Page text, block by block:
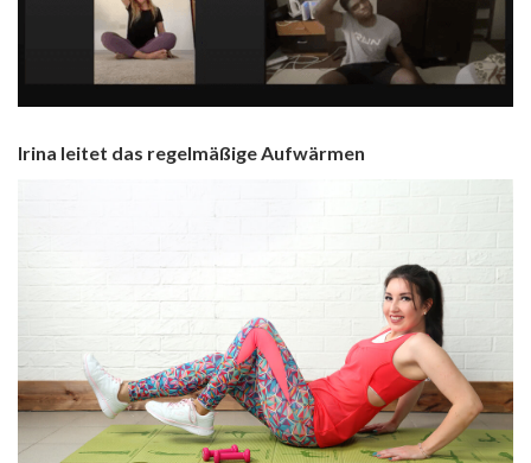
Irina leitet das regelmäßige Aufwärmen